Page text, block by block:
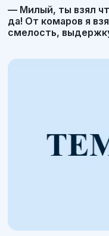
— Милый, ты взял
да! От комаров я
смелость,